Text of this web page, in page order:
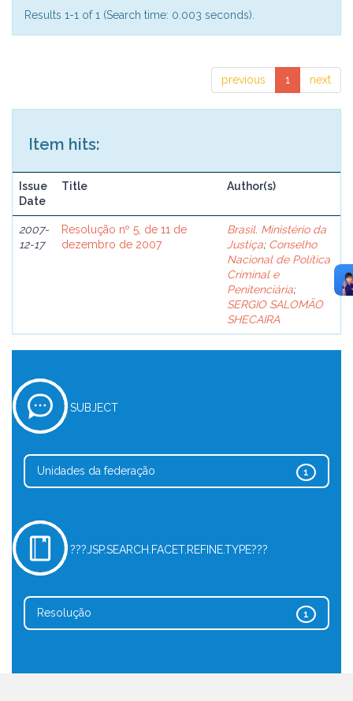
Results 1-1 of 1 (Search time: 0.003 seconds).
previous 1 next
Item hits:
Issue
Date
Title Author(s)
2007-
12-17
Resolução nº 5, de 11 de
dezembro de 2007
Brasil. Ministério da
Justiça; Conselho
Nacional de Política
Criminal e
Penitenciária;
SERGIO SALOMÃO
SHECAIRA
SUBJECT
1
Unidades da federação
???JSP.SEARCH.FACET.REFINE.TYPE???
1
Resolução